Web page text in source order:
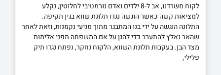
לקוח משרדנו, אב ל-8 ילדים ואדם נורמטיבי לחלוטין, נקלע
למציאות קשה כאשר הוגשה נגדו תלונת שווא בגין תקיפה.
התלונה הוגשה על ידי בנו המתבגר מתוך מניעי נקמנות, וזאת לאחר
שהאב נאלץ להתערב כדי להגן על אם המשפחה מפני אלימות
מצד הבן. בעקבות תלונת השווא, הלקוח נחקר, נפתח נגדו תיק
פלילי,